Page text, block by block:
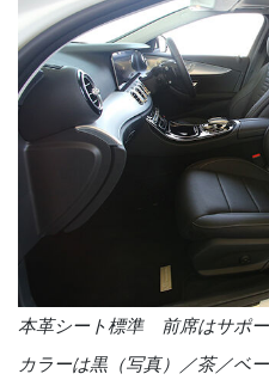
本革シート標準 前席はサポ
カラーは黒（写真）／茶／ベ